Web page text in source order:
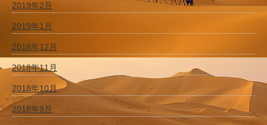
2019年2月
2019年1月
2018年12月
2018年11月
2018年10月
2018年9月